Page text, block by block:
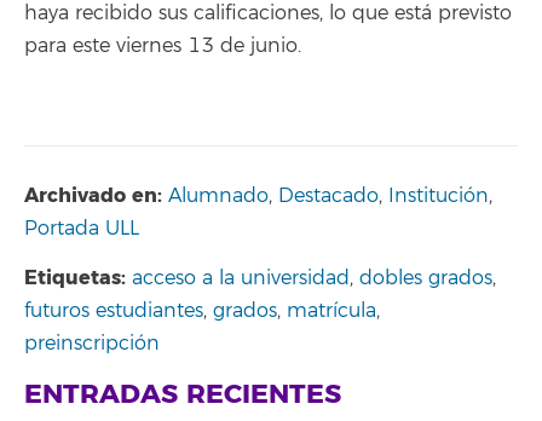
haya recibido sus calificaciones, lo que está previsto
para este viernes 13 de junio.
Archivado en: Alumnado, Destacado, Institución,
Portada ULL
Etiquetas: acceso a la universidad, dobles grados,
futuros estudiantes, grados, matrícula,
preinscripción
ENTRADAS RECIENTES